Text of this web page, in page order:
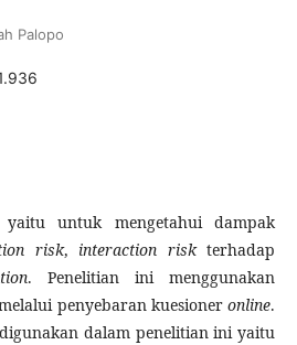
Palopo
untuk mengetahui dampak
risk, interaction riskterhadap
. Penelitian ini menggunakan
penyebaran kuesioner online.
dalam penelitian ini yaitu